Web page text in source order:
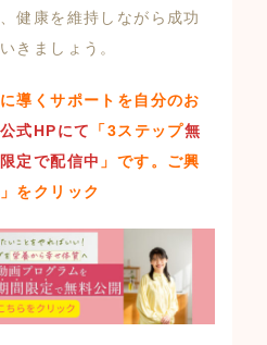
健康を維持しながら成功
きましょう。
導くサポートを自分のお
公式HPにて 「3ステップ無
定で配信中 」 です。ご興
をクリック